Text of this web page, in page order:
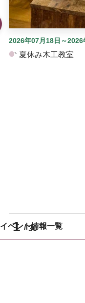
1 30
2026年07月18日～2026
夏休み木工教室
イベント情報一覧